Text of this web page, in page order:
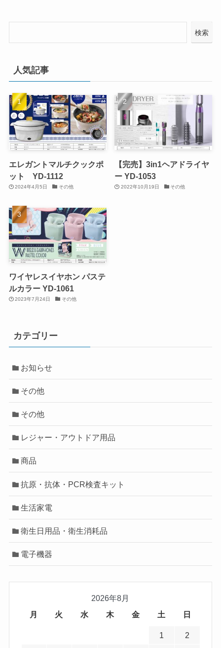
検索
人気記事
エレガントマルチクックポ
ット YD-1112
2024年4月5日 その他
【完売】3in1ヘアドライヤ
ー YD-1053
2022年10月19日 その他
ワイヤレスイヤホン パステ
ルカラー YD-1061
2023年7月24日 その他
カテゴリー
お知らせ
その他
その他
レジャー・アウトドア用品
商品
抗原・抗体・PCR検査キット
生活家電
衛生日用品・衛生消耗品
電子機器
2026年8月
月
火 水 木 金 土 日
1 2